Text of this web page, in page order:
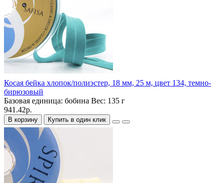
Косая бейка хлопок/полиэстер, 18 мм, 25 м, цвет 134, темно-
бирюзовый
Базовая единица: бобина Вес: 135 г
941.42р.
В корзину Купить в один клик